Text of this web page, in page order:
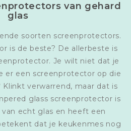
van gehard
glas
soorten screenprotectors.
is de beste? De allerbeste is
Je wilt niet dat je
er een screenprotector op die
Klinkt verwarrend, maar dat is
glass screenprotector is
echt glas en heeft een
dat je keukenmes nog